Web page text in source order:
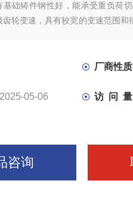
基础铸件钢性好，能承受重负荷
齿轮变速，具有较宽的变速范围和
厂商性质
2025-05-06 访 问 量
咨询